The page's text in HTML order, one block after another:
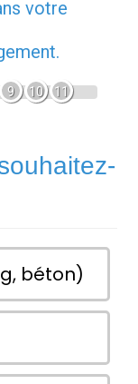
votre
9 10 11
béton)